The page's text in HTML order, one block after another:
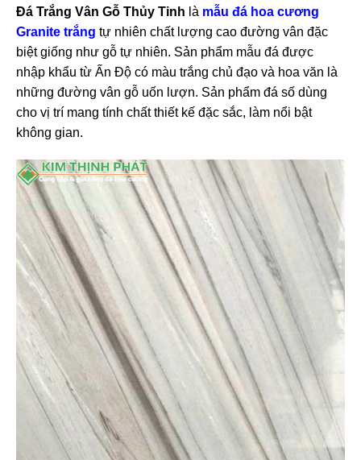
Đá Trắng Vân Gỗ Thủy Tinh là mẫu đá hoa cương
Granite trắng tự nhiên chất lượng cao đường vân đặc
biệt giống như gỗ tự nhiên. Sản phẩm mẫu đá được
nhập khẩu từ Ấn Độ có màu trắng chủ đạo và hoa văn là
những đường vân gỗ uốn lượn. Sản phẩm đá số dùng
cho vị trí mang tính chất thiết kế đặc sắc, làm nổi bật
không gian.